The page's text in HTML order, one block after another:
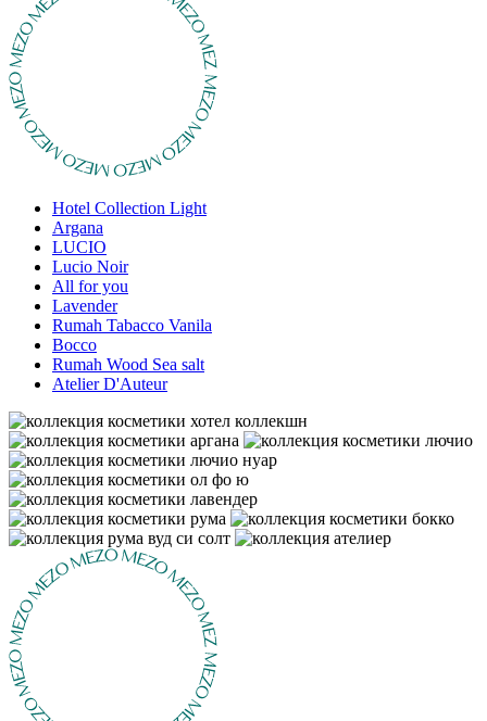
Hotel Collection Light
Argana
LUCIO
Lucio Noir
All for you
Lavender
Rumah Tabacco Vanila
Bocco
Rumah Wood Sea salt
Atelier D'Auteur